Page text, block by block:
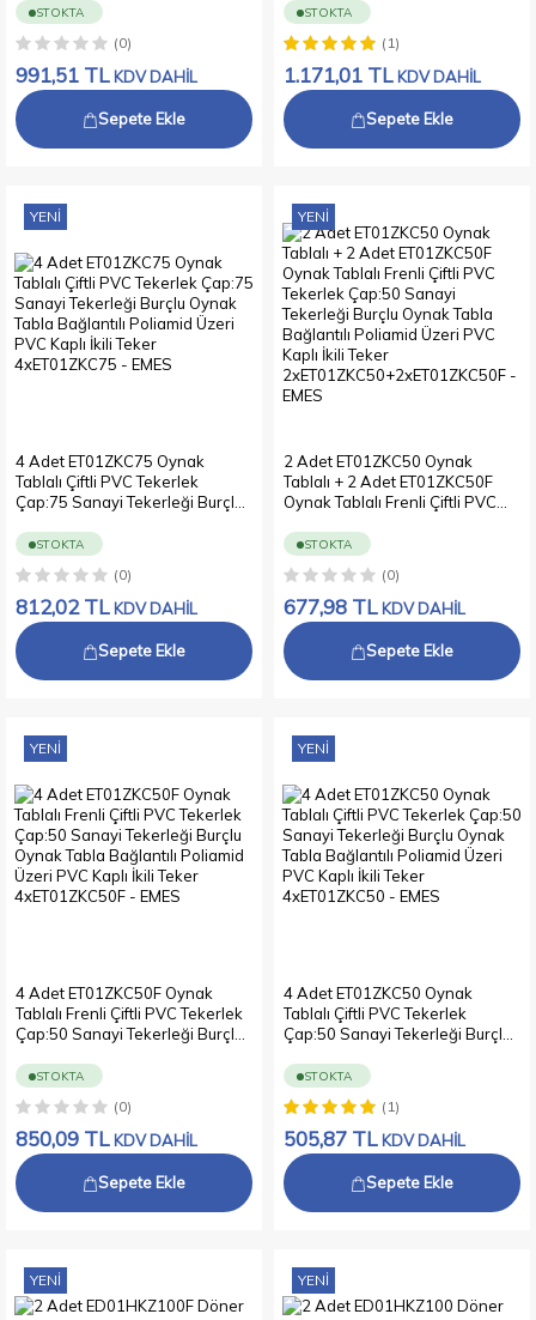
Tekerleği Burçlu Oynak Tabla
Bağlantılı Poliamid Üzeri PVC
Kaplı İkili Teker
2xET01ZKC75+2xET01ZKC75F
STOKTA
(0)
991,51 TL KDV DAHİL
Sepete Ekle
Üzeri PVC Kaplı İkili Teker
4xET01ZKC75F
STOKTA
(1)
1.171,01 TL KDV DAHİL
Sepete Ekle
YENI
4 Adet ET01ZKC75 Oynak
Tablalı Çiftli PVC Tekerlek
Çap:75 Sanayi Tekerleği Burçlu
Üzeri PVC Kaplı İkili Teker
4xET01ZKC75
STOKTA
(0)
812,02TL KDV DAHİL
Sepete Ekle
YENI
2 Adet ET01ZKC50 Oynak
Tablalı + 2 Adet ET01ZKC50F
Oynak Tablalı Frenli Çiftli PVC
Tekerleği Burçlu Oynak Tabla
Bağlantılı Poliamid Üzeri PVC
Kaplı İkili Teker
2xET01ZKC50+2xET01ZKC50F
STOKTA
(0)
677,98 TL KDV DAHİL
Sepete Ekle
YENI
4 Adet ET01ZKC50F Oynak
Tablalı Frenli Çiftli PVC Tekerlek
Çap:50 Sanayi Tekerleği Burçlu
Üzeri PVC Kaplı İkili Teker
4xET01ZKC50F
STOKTA
(0)
850,09 TL KDV DAHİL
Sepete Ekle
YENI
4 Adet ET01ZKC50 Oynak
Tablalı Çiftli PVC Tekerlek
Çap:50 Sanayi Tekerleği Burçlu
Üzeri PVC Kaplı İkili Teker
4xET01ZKC50
STOKTA
(1)
505,87 TL KDV DAHİL
Sepete Ekle
YENI YENI